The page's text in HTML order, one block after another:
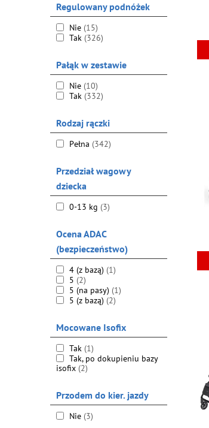
Regulowany podnóżek
Nie (15)
Tak (326)
Pałąk w zestawie
Nie (10)
Tak (332)
Rodzaj rączki
Pełna (342)
Przedział wagowy
dziecka
0-13 kg (3)
Ocena ADAC
(bezpieczeństwo)
4 (z bazą) (1)
5 (2)
5 (na pasy) (1)
5 (z bazą) (2)
Mocowane Isofix
Tak (1)
Tak, po dokupieniu bazy
isofix (2)
Przodem do kier. jazdy
Nie (3)